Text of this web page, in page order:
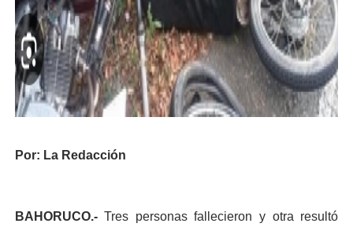
Por: La Redacción
BAHORUCO.-Tres personas fallecieron y otra resultó